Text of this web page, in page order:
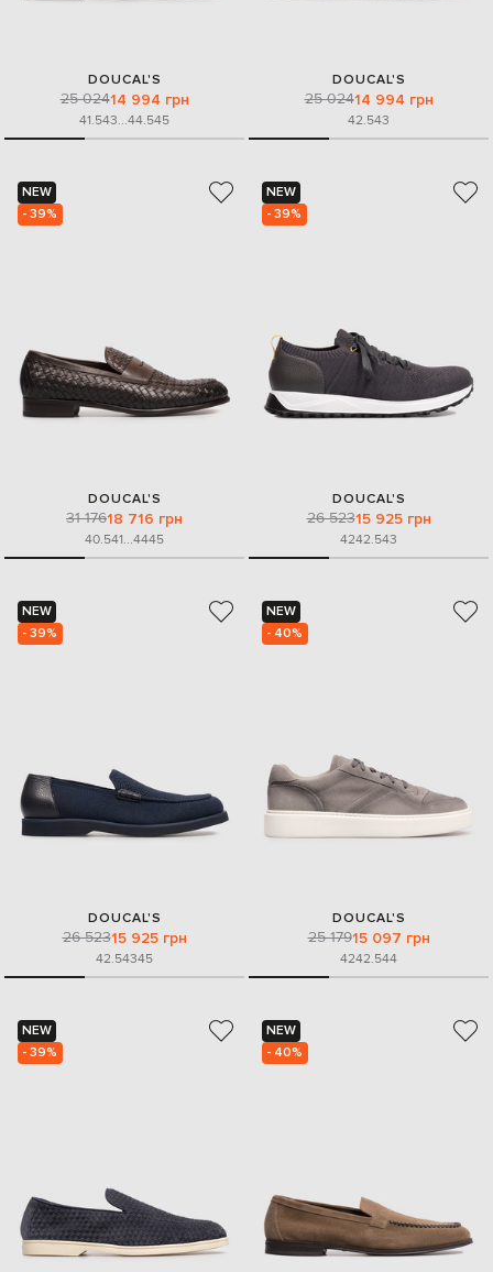
DOUCAL'S
25 02414 994 грн
41.543...44.545
DOUCAL'S
25 02414 994 грн
42.543
NEW
- 39%
DOUCAL'S
31 17618 716 грн
40.541...4445
NEW
- 39%
DOUCAL'S
26 52315 925 грн
4242.543
NEW
- 39%
DOUCAL'S
26 52315 925 грн
42.54345
NEW
- 40%
DOUCAL'S
25 17915 097 грн
4242.544
NEW
- 39%
NEW
- 40%